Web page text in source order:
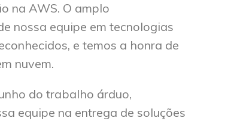
na AWS. O amplo
nossa equipe em tecnologias
e temos a honra de
nuvem.
do trabalho árduo,
equipe na entrega de soluções